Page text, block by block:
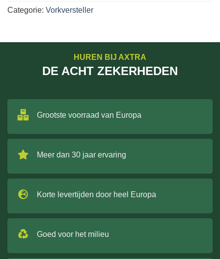
Categorie: Vorkversteller
HUREN BIJ AXTRA
DE ACHT ZEKERHEDEN
Grootste voorraad van Europa
Meer dan 30 jaar ervaring
Korte levertijden door heel Europa
Goed voor het milieu